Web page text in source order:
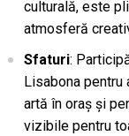
culturală, este
atmosferă
Sfaturi:
Lisabona
artă în oraș și
vizibile pentru